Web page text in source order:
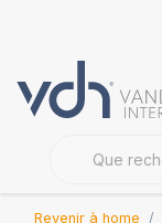
Revenir à home